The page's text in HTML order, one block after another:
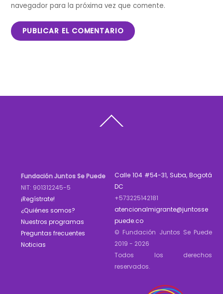
navegador para la próxima vez que comente.
To
Fundación Juntos Se Puede
NIT: 901312245-5
¡Regístrate!
¿Quiénes somos?
Nuestros programas
Preguntas frecuentes
Noticias
Calle 104 #54-31, Suba, Bogotá
DC
+573225142181
atencionalmigrante@juntosse
puede.co
© Fundación Juntos Se Puede
2019 - 2026
Todos los derechos
reservados.